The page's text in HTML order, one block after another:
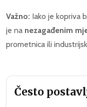
Važno: Iako je kopriva
je na nezagađenim
prometnica ili
Često